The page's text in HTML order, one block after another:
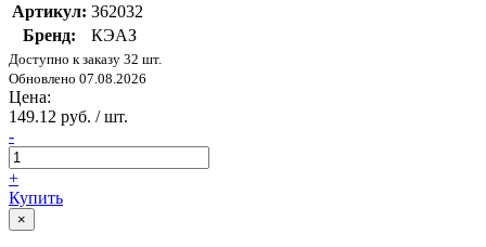
Артикул: 362032
Бренд:
КЭАЗ
Доступно к заказу 32 шт.
Обновлено 07.08.2026
Цена:
149.12 руб. / шт.
-
+
Купить
×